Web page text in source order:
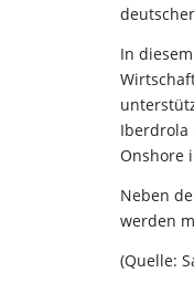
In
Iberdrola
Onshore
Neben
werden
(Quelle: